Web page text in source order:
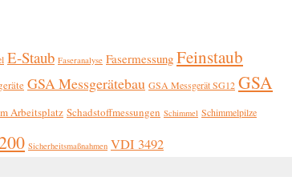
E-Staub Faseranalyse Fasermessung Feinstaub
GSA Messgerätebau GSA Messgerät SG12 GSA
Arbeitsplatz Schadstoffmessungen Schimmel Schimmelpilze
Sicherheitsmaßnahmen VDI 3492